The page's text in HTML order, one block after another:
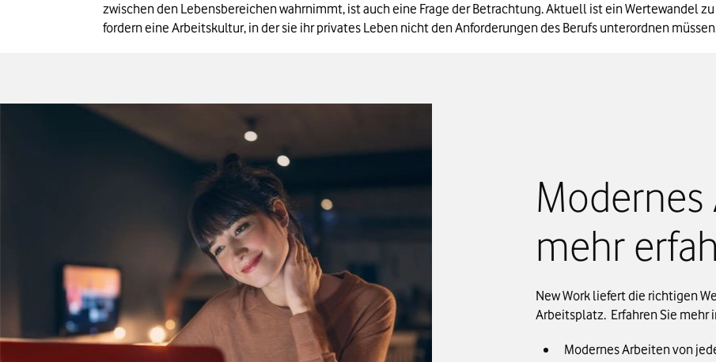
zwischen den Lebensbereichen wahrnimmt, ist auch eine Frage der Betrachtung. Aktuell ist ein Wertewandel
fordern eine Arbeitskultur, in der sie ihr privates Leben nicht den Anforderungen des Berufs unterordnen
mehr
New Work liefert die richtigen
Arbeitsplatz. Erfahren Sie mehr
Modernes Arbeiten von